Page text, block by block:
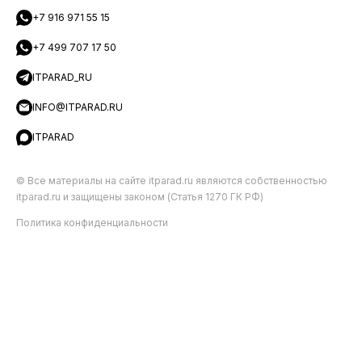
+7 916 971 55 15
+7 499 707 17 50
ITPARAD_RU
INFO@ITPARAD.RU
ITPARAD
© Все материалы на сайте itparad.ru являются собственностью
itparad.ru и защищены законом (Статья 1270 ГК РФ)
Политика конфиденциальности